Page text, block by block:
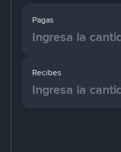
Pagas
Recibes